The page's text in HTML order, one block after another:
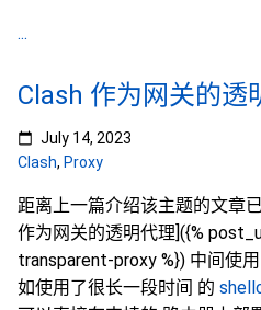
...
Clash 作为网关的透
July 14, 2023
Clash, Proxy
距离上一篇介绍该主题的文章
作为网关的透明代理]({%
transparent-proxy %}) 中间使
如使用了很长一段时间 的